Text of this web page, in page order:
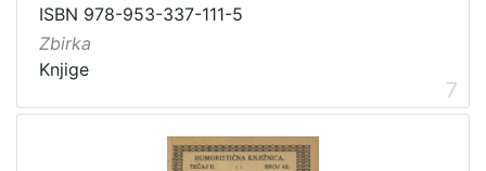
ISBN 978-953-337-111-5
Zbirka
Knjige
7